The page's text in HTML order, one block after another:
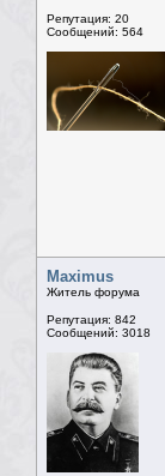
Репутация: 20
Сообщений: 564
Maximus
Житель форума
Репутация: 842
Сообщений: 3018